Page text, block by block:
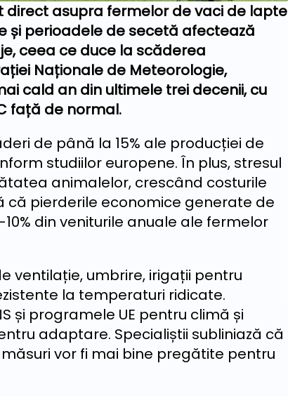
asupra fermelor de vaci de lapte
și perioadele de secetă afectează
ceea ce duce la scăderea
Naționale de Meteorologie,
cald an din ultimele trei decenii, cu
față de normal.
de până la 15% ale producției de
studiilor europene. În plus, stresul
animalelor, crescând costurile
pierderile economice generate de
din veniturile anuale ale fermelor
ventilație, umbrire, irigații pentru
la temperaturi ridicate.
și programele UE pentru climă și
adaptare. Specialiștii subliniază că
vor fi mai bine pregătite pentru